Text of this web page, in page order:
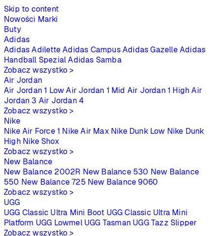
Skip to content
Nowości Marki
Buty
Adidas
Adidas Adilette Adidas Campus Adidas Gazelle Adidas
Handball Spezial Adidas Samba
Zobacz wszystko >
Air Jordan
Air Jordan 1 Low Air Jordan 1 Mid Air Jordan 1 High Air
Jordan 3 Air Jordan 4
Zobacz wszystko >
Nike
Nike Air Force 1 Nike Air Max Nike Dunk Low Nike Dunk
High Nike Shox
Zobacz wszystko >
New Balance
New Balance 2002R New Balance 530 New Balance
550 New Balance 725 New Balance 9060
Zobacz wszystko >
UGG
UGG Classic Ultra Mini Boot UGG Classic Ultra Mini
Platform UGG Lowmel UGG Tasman UGG Tazz Slipper
Zobacz wszystko >